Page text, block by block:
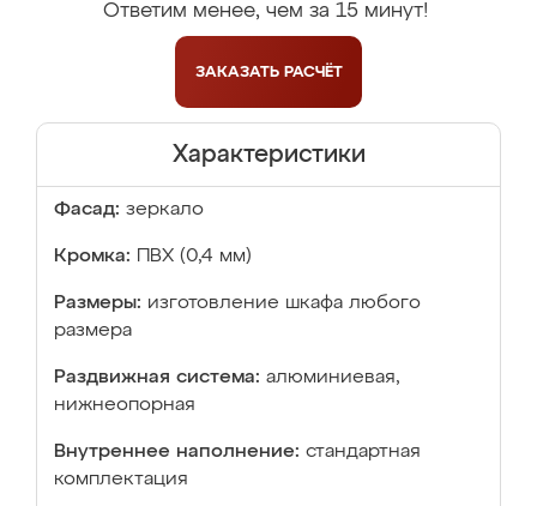
Ответим менее, чем за 15 минут!
ЗАКАЗАТЬ РАСЧЁТ
Характеристики
Фасад: зеркало
Кромка: ПВХ (0,4 мм)
Размеры: изготовление шкафа любого
размера
Раздвижная система: алюминиевая,
нижнеопорная
Внутреннее наполнение: стандартная
комплектация